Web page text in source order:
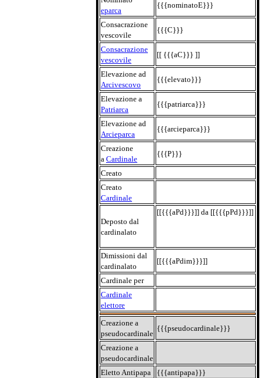
eparca
{{{nominatoE}}}
Consacrazione
vescovile
{{{C}}}
Consacrazione
vescovile
[[ {{{aC}}} ]]
Elevazione ad
Arcivescovo
{{{elevato}}}
Elevazione a
Patriarca
{{{patriarca}}}
Elevazione ad
Arcieparca
{{{arcieparca}}}
Creazione
a Cardinale
{{{P}}}
Creato
Creato
Cardinale
Deposto dal
cardinalato
[[{{{aPd}}}]] da [[{{{pPd}}}]]
Dimissioni dal
cardinalato
[[{{{aPdim}}}]]
Cardinale per
Cardinale
elettore
Creazione a
pseudocardinale
{{{pseudocardinale}}}
Creazione a
pseudocardinale
Eletto Antipapa
{{{antipapa}}}